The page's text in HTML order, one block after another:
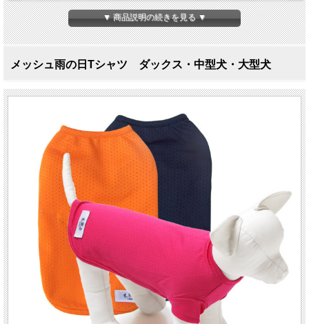
涼しい！
携帯にも便利な雨をはじくＴシャツ！
雨の日Tシャツ
MDS ～ MDM LGS ～ LGL
メッシュ生地に撥水加工を施した、新しいタイプのＴシャツです。薄手で伸縮
性がとても高いので、快適な着心地。着脱もとっても簡単です。薄手で驚くほ
ど小さくたためるので、お散歩バッグにｉｎ。携帯に便利なレインウェアで
お腹への泥ハネなど、汚れを防いでくれるので、雨の日だけでなく毎日のお散
歩や、水遊びや川や海へのお出かけにも大活躍する便利なＴシャツです。
1号～6号はこちら
▼ 商品説明の続きを見る ▼
メッシュ雨の日Tシャツ ダックス・中型犬・大型犬